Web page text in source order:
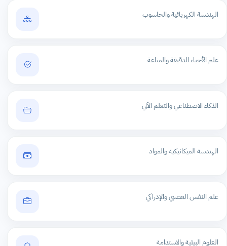
الهندسة الكهربائية والحاسوب
علم الأحياء الدقيقة والمناعة
الذكاء الاصطناعي والتعلم الآلي
الهندسة الميكانيكية والمواد
علم النفس العصبي والإدراكي
العلوم البيئية والاستدامة